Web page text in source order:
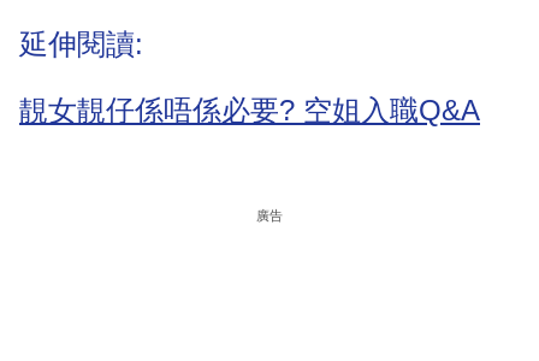
延伸閱讀:
靚女靚仔係唔係必要? 空姐入職Q&A
廣告